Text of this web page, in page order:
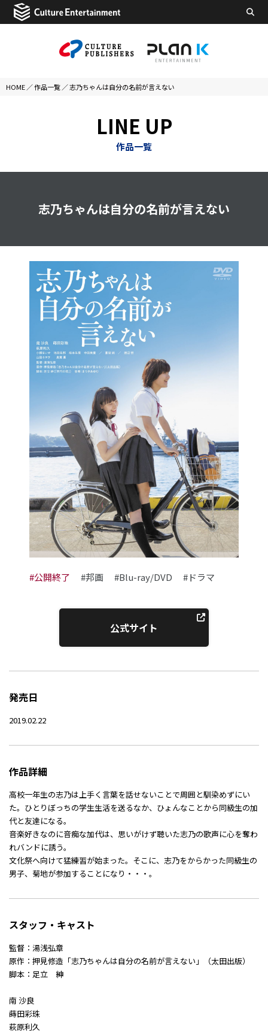
HOME ／作品一覧 ／志乃ちゃんは自分の名前が言えない
LINE UP
作品一覧
志乃ちゃんは自分の名前が言えない
#公開終了 #邦画 #Blu-ray/DVD #ドラマ
公式サイト
発売日
2019.02.22
作品詳細
高校一年生の志乃は上手く言葉を話せないことで周囲と馴染めずにい
た。ひとりぼっちの学生生活を送るなか、ひょんなことから同級生の加
代と友達になる。
音楽好きなのに音痴な加代は、思いがけず聴いた志乃の歌声に心を奪わ
れバンドに誘う。
文化祭へ向けて猛練習が始まった。そこに、志乃をからかった同級生の
男子、菊地が参加することになり・・・。
スタッフ・キャスト
監督：湯浅弘章
原作：押見修造「志乃ちゃんは自分の名前が言えない」（太田出版）
脚本：足立 紳
南 沙良
蒔田彩珠
萩原利久